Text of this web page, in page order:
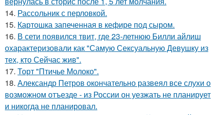
14. Рассольник с перловкой.
15. Картошка запеченная в кефире под сыром.
16. В сети появился твит, где 23-летнюю Билли айлиш
охарактеризовали как "Самую Сексуальную Девушку из
тех, кто Сейчас жив".
17. Торт "Птичье Молоко".
18. Александр Петров окончательно развеял все слухи о
возможном отъезде - из России он уезжать не планирует
и никогда не планировал.